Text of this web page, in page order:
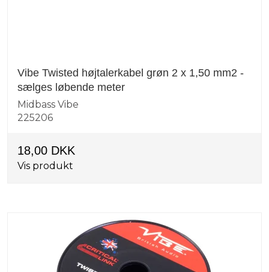
Vibe Twisted højtalerkabel grøn 2 x 1,50 mm2 -
sælges løbende meter
Midbass Vibe
225206
18,00 DKK
Vis produkt